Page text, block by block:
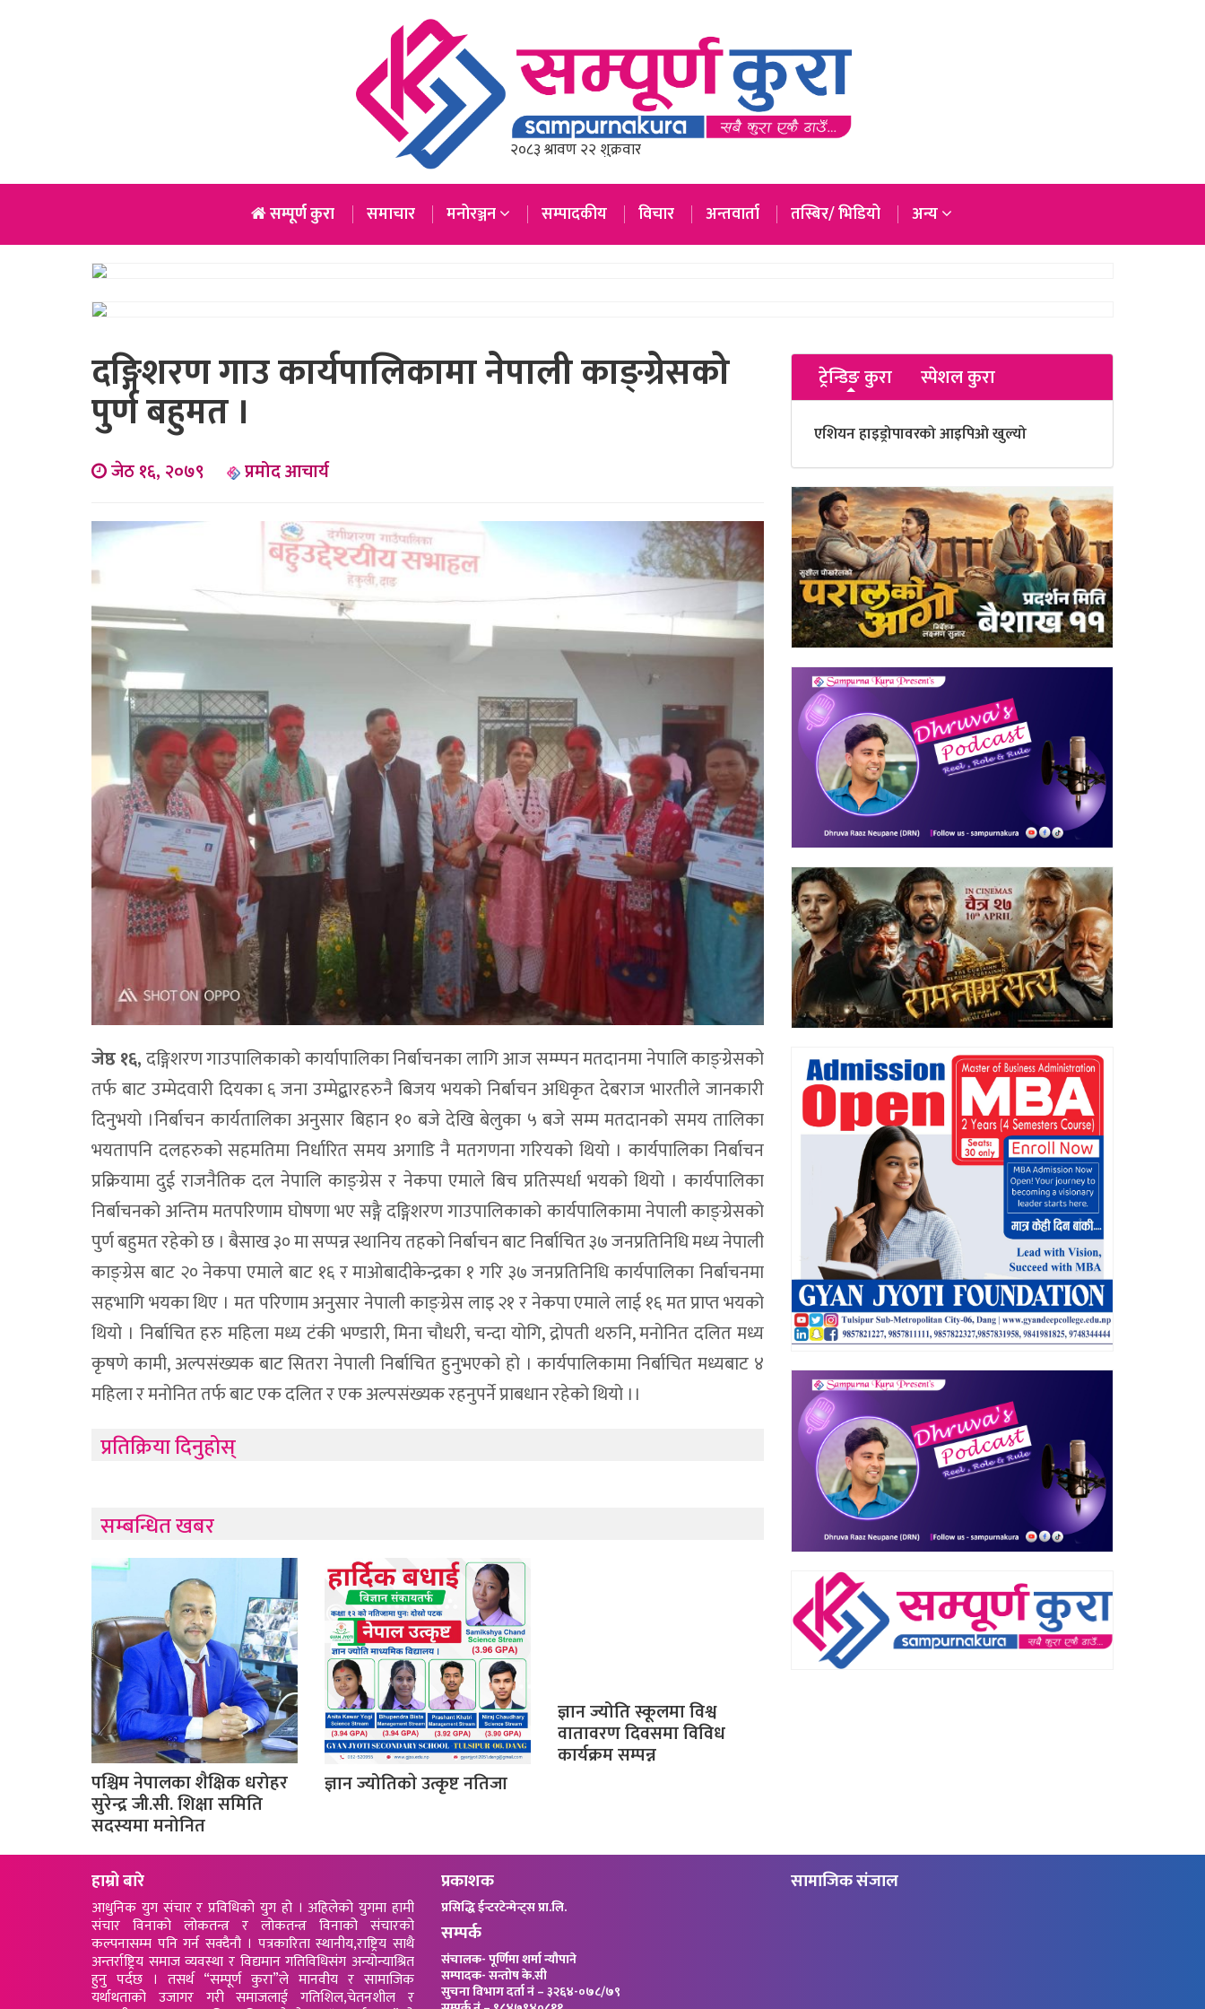
सम्पूर्ण कुरा समाचार मनोरञ्जन सम्पादकीय विचार अन्तवार्ता तस्बिर/ भिडियो अन्य
दङ्गिशरण गाउ कार्यपालिकामा नेपाली काङ्ग्रेसको
पुर्ण बहुमत ।
जेठ १६, २०७९ प्रमोद आचार्य
जेष्ठ १६,दङ्गिशरण गाउपालिकाको कार्यापालिका निर्बाचनका लागि आज सम्म्पन मतदानमा नेपालि काङ्ग्रेसको
तर्फ बाट उम्मेदवारी दियका ६ जना उम्मेद्बारहरुनै बिजय भयको निर्बाचन अधिकृत देबराज भारतीले जानकारी
दिनुभयो ।निर्बाचन कार्यतालिका अनुसार बिहान १० बजे देखि बेलुका ५ बजे सम्म मतदानको समय तालिका
भयतापनि दलहरुको सहमतिमा निर्धारित समय अगाडि नै मतगणना गरियको थियो । कार्यपालिका निर्बाचन
प्रक्रियामा दुई राजनैतिक दल नेपालि काङ्ग्रेस र नेकपा एमाले बिच प्रतिस्पर्धा भयको थियो । कार्यपालिका
निर्बाचनको अन्तिम मतपरिणाम घोषणा भए सङ्गै दङ्गिशरण गाउपालिकाको कार्यपालिकामा नेपाली काङ्ग्रेसको
पुर्ण बहुमत रहेको छ । बैसाख ३० मा सप्पन्न स्थानिय तहको निर्बाचन बाट निर्बाचित ३७ जनप्रतिनिधि मध्य नेपाली
काङ्ग्रेस बाट २० नेकपा एमाले बाट १६ र माओबादीकेन्द्रका १ गरि ३७ जनप्रतिनिधि कार्यपालिका निर्बाचनमा
सहभागि भयका थिए । मत परिणाम अनुसार नेपाली काङ्ग्रेस लाइ २१ र नेकपा एमाले लाई १६ मत प्राप्त भयको
थियो । निर्बाचित हरु महिला मध्य टंकी भण्डारी, मिना चौधरी, चन्दा योगि, द्रोपती थरुनि, मनोनित दलित मध्य
कृषणे कामी, अल्पसंख्यक बाट सितरा नेपाली निर्बाचित हुनुभएको हो । कार्यपालिकामा निर्बाचित मध्यबाट ४
महिला र मनोनित तर्फ बाट एक दलित र एक अल्पसंख्यक रहनुपर्ने प्राबधान रहेको थियो ।।
प्रतिक्रिया दिनुहोस्
सम्बन्धित खबर
पश्चिम नेपालका शैक्षिक धरोहर
सुरेन्द्र जी.सी. शिक्षा समिति
सदस्यमा मनोनित
ज्ञान ज्योतिकाे उत्कृष्ट नतिजा
ज्ञान ज्योति स्कूलमा विश्व
वातावरण दिवसमा विविध
कार्यक्रम सम्पन्न
ट्रेन्डिङ कुरा स्पेशल कुरा
एशियन हाइड्रोपावरको आइपिओ खुल्यो
हाम्रो बारे
आधुनिक युग संचार र प्रविधिको युग हो । अहिलेको युगमा हामी
संचार विनाको लोकतन्त्र र लोकतन्त्र विनाको संचारको
कल्पनासम्म पनि गर्न सक्दैनौ । पत्रकारिता स्थानीय,राष्ट्रिय साथै
अन्तर्राष्ट्रिय समाज व्यवस्था र विद्यमान गतिविधिसंग अन्योन्याश्रित
हुनु पर्दछ । तसर्थ “सम्पूर्ण कुरा”ले मानवीय र सामाजिक
यर्थाथताको उजागर गरी समाजलाई गतिशिल,चेतनशील र
प्रकाशक
प्रसिद्धि ईन्टरटेन्मेन्ट्स प्रा.लि.
सम्पर्क
संचालक- पूर्णिमा शर्मा न्यौपाने
सम्पादक- सन्तोष के.सी
सुचना विभाग दर्ता नं – ३२६४-०७८/७९
सामाजिक संजाल